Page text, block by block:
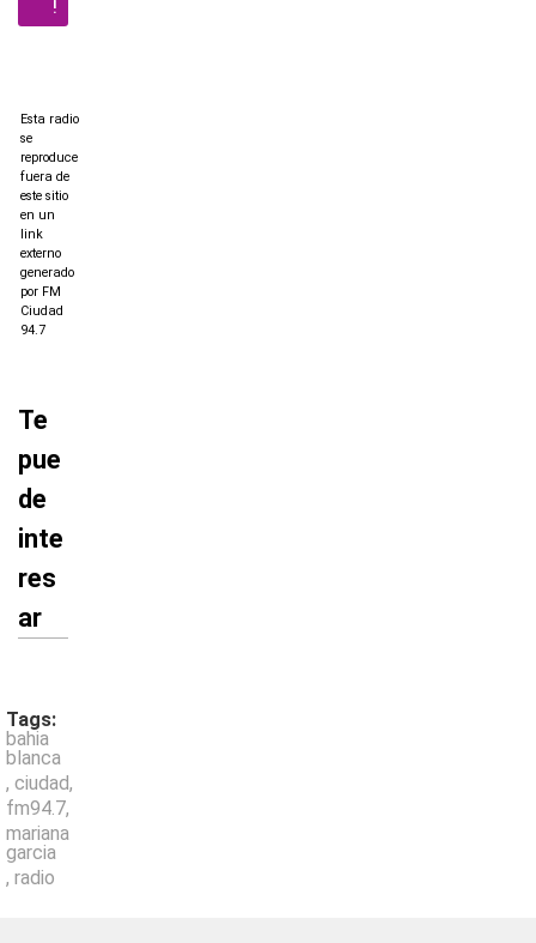
!
Esta radio
se
reproduce
fuera de
este sitio
en un
link
externo
generado
por FM
Ciudad
94.7
Te
pue
de
inte
res
ar
Tags:
bahia
blanca
, ciudad,
fm94.7,
mariana
garcia
, radio